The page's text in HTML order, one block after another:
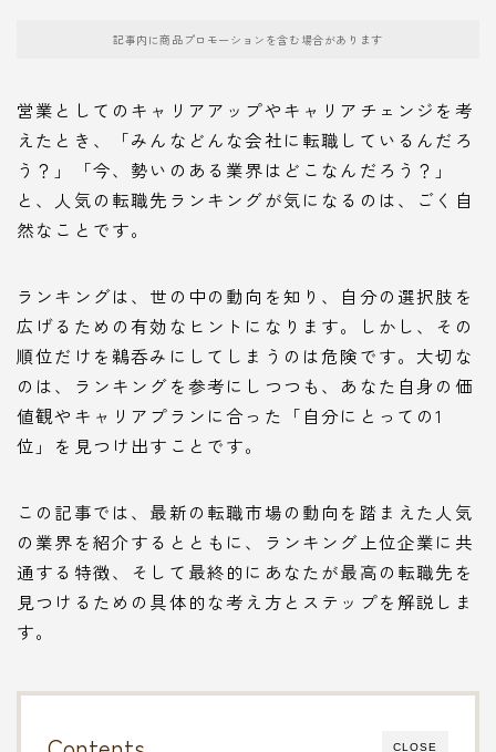
記事内に商品プロモーションを含む場合があります
営業としてのキャリアアップやキャリアチェンジを考
えたとき、「みんなどんな会社に転職しているんだろ
う？」「今、勢いのある業界はどこなんだろう？」
と、人気の転職先ランキングが気になるのは、ごく自
然なことです。
ランキングは、世の中の動向を知り、自分の選択肢を
広げるための有効なヒントになります。しかし、その
順位だけを鵜呑みにしてしまうのは危険です。大切な
のは、ランキングを参考にしつつも、あなた自身の価
値観やキャリアプランに合った「自分にとっての1
位」を見つけ出すことです。
この記事では、最新の転職市場の動向を踏まえた人気
の業界を紹介するとともに、ランキング上位企業に共
通する特徴、そして最終的にあなたが最高の転職先を
見つけるための具体的な考え方とステップを解説しま
す。
CLOSE